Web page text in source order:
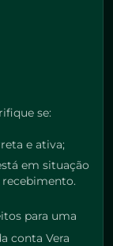
se:
e ativa;
em situação
para uma
conta Vera